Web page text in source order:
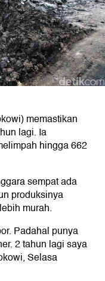
memastikan
lagi. Ia
hingga 662
sempat ada
produksinya
murah.
Padahal punya
2 tahun lagi saya
Selasa